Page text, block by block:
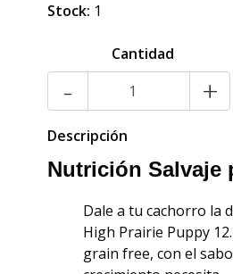
Stock: 1
Cantidad
- +
Descripción
Nutrición Salvaje
Dale a tu cachorro la
High Prairie Puppy
grain free, con el